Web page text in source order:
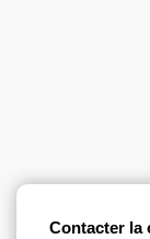
Contacter la